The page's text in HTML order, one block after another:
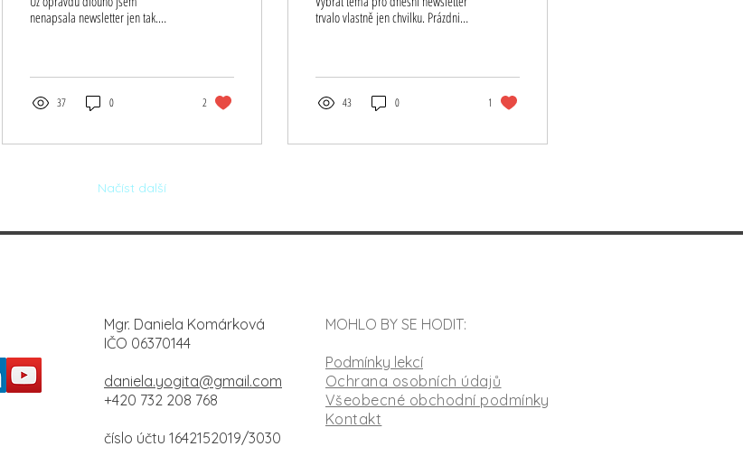
nenapsala newsletter jen tak.
37 0 2
trvalo vlastně jen chvilku. Prázdniny
43 0 1
Načíst další
Mgr. Daniela Komárková
IČO 06370144
daniela.yogita@gmail.com
+420 732 208 768
číslo účtu 1642152019/3030
MOHLO BY SE HODIT:
Podmínky lekcí
Ochrana osobních údajů
Všeobecné obchodní podmínky
Kontakt